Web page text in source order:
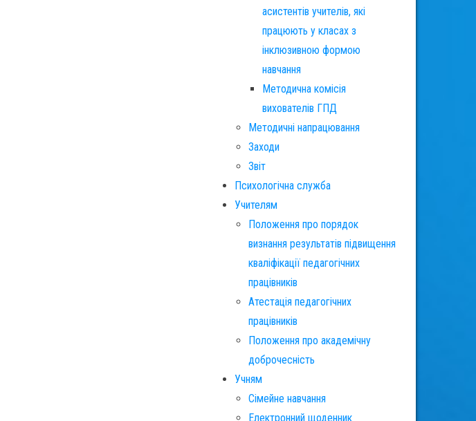
асистентів учителів, які
працюють у класах з
інклюзивною формою
навчання
Методична комісія
вихователів ГПД
Методичні напрацювання
Заходи
Звіт
Психологічна служба
Учителям
Положення про порядок
визнання результатів підвищення
кваліфікації педагогічних
працівників
Атестація педагогічних
працівників
Положення про академічну
доброчесність
Учням
Сімейне навчання
Електронний щоденник